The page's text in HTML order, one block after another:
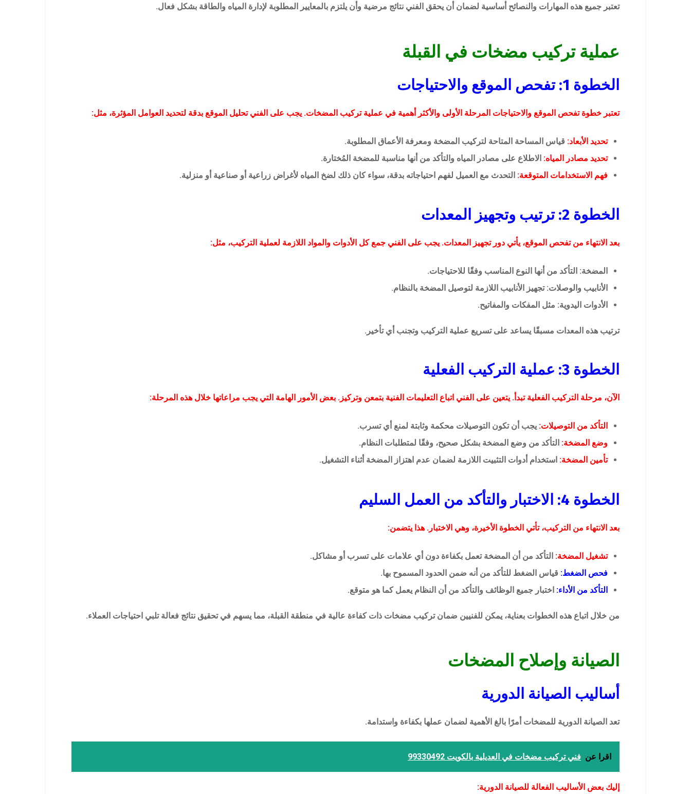
تعتبر جميع هذه المهارات والنصائح أساسية لضمان أن يحقق الفني نتائج مرضية وأن يلتزم بالمعايير المطلوبة لإدارة المياه والطاقة بشكل فعال.
عملية تركيب مضخات في القبلة
الخطوة 1: تفحص الموقع والاحتياجات
تعتبر خطوة تفحص الموقع والاحتياجات المرحلة الأولى والأكثر أهمية في عملية تركيب المضخات. يجب على الفني تحليل الموقع بدقة لتحديد العوامل المؤثرة، مثل:
تحديد الأبعاد: قياس المساحة المتاحة لتركيب المضخة ومعرفة الأعماق المطلوبة.
تحديد مصادر المياه: الاطلاع على مصادر المياه والتأكد من أنها مناسبة للمضخة المُختارة.
فهم الاستخدامات المتوقعة: التحدث مع العميل لفهم احتياجاته بدقة، سواء كان ذلك لضخ المياه لأغراض زراعية أو صناعية أو منزلية.
الخطوة 2: ترتيب وتجهيز المعدات
بعد الانتهاء من تفحص الموقع، يأتي دور تجهيز المعدات. يجب على الفني جمع كل الأدوات والمواد اللازمة لعملية التركيب، مثل:
المضخة: التأكد من أنها النوع المناسب وفقًا للاحتياجات.
الأنابيب والوصلات: تجهيز الأنابيب اللازمة لتوصيل المضخة بالنظام.
الأدوات اليدوية: مثل المفكات والمفاتيح.
ترتيب هذه المعدات مسبقًا يساعد على تسريع عملية التركيب وتجنب أي تأخير.
الخطوة 3: عملية التركيب الفعلية
الآن، مرحلة التركيب الفعلية تبدأ. يتعين على الفني اتباع التعليمات الفنية بتمعن وتركيز. بعض الأمور الهامة التي يجب مراعاتها خلال هذه المرحلة:
التأكد من التوصيلات: يجب أن تكون التوصيلات محكمة وثابتة لمنع أي تسرب.
وضع المضخة: التأكد من وضع المضخة بشكل صحيح، وفقًا لمتطلبات النظام.
تأمين المضخة: استخدام أدوات التثبيت اللازمة لضمان عدم اهتزاز المضخة أثناء التشغيل.
الخطوة 4: الاختبار والتأكد من العمل السليم
بعد الانتهاء من التركيب، تأتي الخطوة الأخيرة، وهي الاختبار. هذا يتضمن:
تشغيل المضخة: التأكد من أن المضخة تعمل بكفاءة دون أي علامات على تسرب أو مشاكل.
فحص الضغط: قياس الضغط للتأكد من أنه ضمن الحدود المسموح بها.
التأكد من الأداء: اختبار جميع الوظائف والتأكد من أن النظام يعمل كما هو متوقع.
من خلال اتباع هذه الخطوات بعناية، يمكن للفنيين ضمان تركيب مضخات ذات كفاءة عالية في منطقة القبلة، مما يسهم في تحقيق نتائج فعالة تلبي احتياجات العملاء.
الصيانة وإصلاح المضخات
أساليب الصيانة الدورية
تعد الصيانة الدورية للمضخات أمرًا بالغ الأهمية لضمان عملها بكفاءة واستدامة.
اقرا عن فني تركيب مضخات في العديلية بالكويت 99330492
إليك بعض الأساليب الفعالة للصيانة الدورية: